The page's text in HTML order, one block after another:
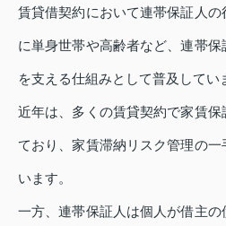
賃貸借契約において連帯保証人
に単身世帯や高齢者など、連帯
を支える仕組みとして普及してい
近年は、多くの賃貸契約で家賃
ており、家賃滞納リスク管理の
います。
一方、連帯保証人は個人が借主